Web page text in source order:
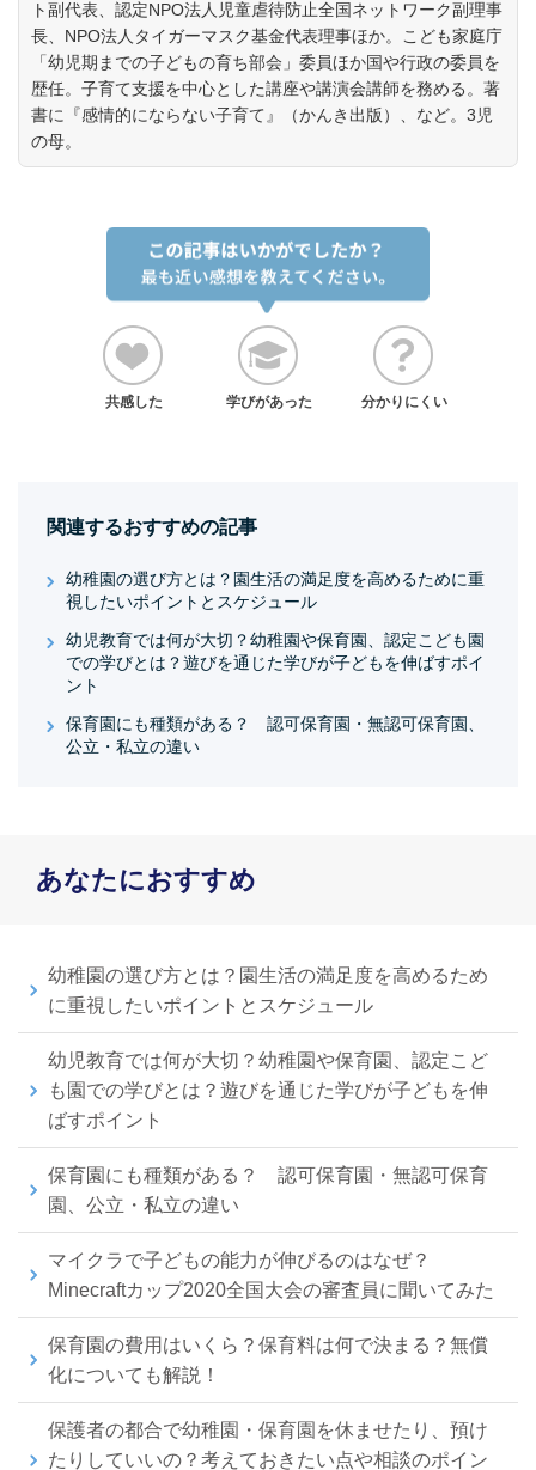
ト副代表、認定NPO法人児童虐待防止全国ネットワーク副理事
長、NPO法人タイガーマスク基金代表理事ほか。こども家庭庁
「幼児期までの子どもの育ち部会」委員ほか国や行政の委員を
歴任。子育て支援を中心とした講座や講演会講師を務める。著
書に『感情的にならない子育て』（かんき出版）、など。3児
の母。
共感した 学びがあった 分かりにくい
関連するおすすめの記事
幼稚園の選び方とは？園生活の満足度を高めるために重
視したいポイントとスケジュール
幼児教育では何が大切？幼稚園や保育園、認定こども園
での学びとは？遊びを通じた学びが子どもを伸ばすポイ
ント
保育園にも種類がある？ 認可保育園・無認可保育園、
公立・私立の違い
あなたにおすすめ
幼稚園の選び方とは？園生活の満足度を高めるため
に重視したいポイントとスケジュール
幼児教育では何が大切？幼稚園や保育園、認定こど
も園での学びとは？遊びを通じた学びが子どもを伸
ばすポイント
保育園にも種類がある？ 認可保育園・無認可保育
園、公立・私立の違い
マイクラで子どもの能力が伸びるのはなぜ？
Minecraftカップ2020全国大会の審査員に聞いてみた
保育園の費用はいくら？保育料は何で決まる？無償
化についても解説！
保護者の都合で幼稚園・保育園を休ませたり、預け
たりしていいの？考えておきたい点や相談のポイン